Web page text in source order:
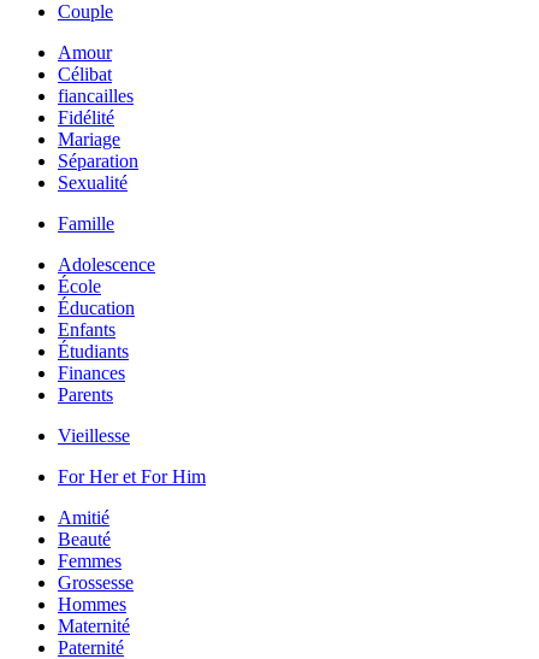
Couple
Amour
Célibat
fiancailles
Fidélité
Mariage
Séparation
Sexualité
Famille
Adolescence
École
Éducation
Enfants
Étudiants
Finances
Parents
Vieillesse
For Her et For Him
Amitié
Beauté
Femmes
Grossesse
Hommes
Maternité
Paternité